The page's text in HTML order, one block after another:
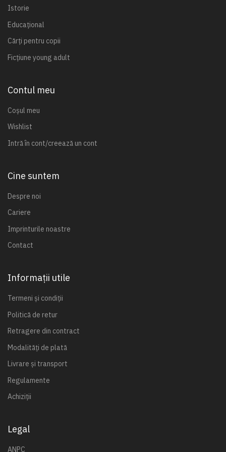
Istorie
Educațional
Cărți pentru copii
Ficțiune young adult
Contul meu
Coșul meu
Wishlist
Intră în cont/creează un cont
Cine suntem
Despre noi
Cariere
Imprinturile noastre
Contact
Informații utile
Termeni și condiții
Politică de retur
Retragere din contract
Modalități de plată
Livrare și transport
Regulamente
Achiziții
Legal
ANPC